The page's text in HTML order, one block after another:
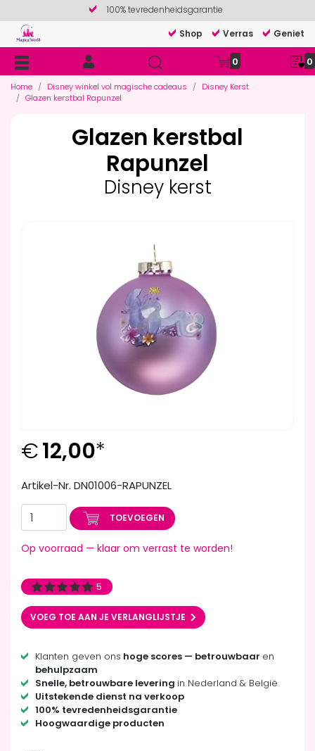
100% tevredenheidsgarantie
Shop
Verras Geniet
0 0
Home Disney winkel vol magische cadeaus
Disney Kerst
Glazen kerstbal Rapunzel
Glazen kerstbal
Rapunzel
Disney kerst
€12,00*
Artikel-Nr. DN01006-RAPUNZEL
TOEVOEGEN
Op voorraad — klaar om verrast te worden!
5
VOEG TOE AAN JE VERLANGLIJSTJE
Klanten geven ons hoge scores — betrouwbaar en
behulpzaam
Snelle, betrouwbare levering in Nederland & België
Uitstekende dienst na verkoop
100% tevredenheidsgarantie
Hoogwaardige producten